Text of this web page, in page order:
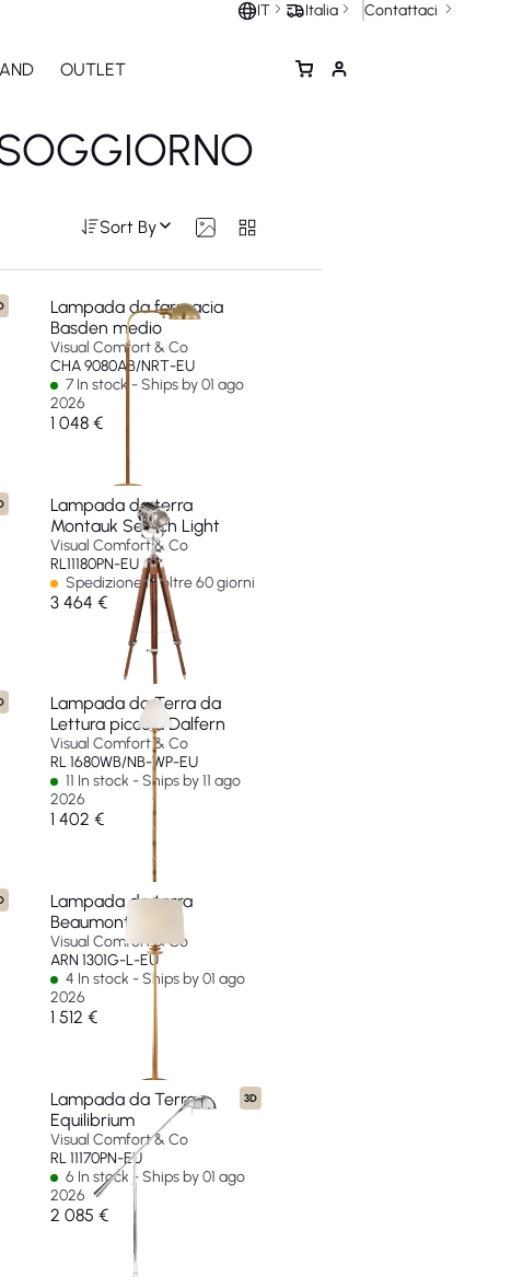
IT Italia Contattaci
OUTLET
Sort By
Lampada da farmacia
Basden medio
Visual Comfort & Co
CHA 9080AB/NRT-EU
7 In stock - Ships by 01 ago
2026
1 048 €
Lampada da terra
Montauk Search Light
Visual Comfort & Co
RL11180PN-EU
Spedizione in oltre 60 giorni
3 464 €
Lampada da Terra da
Lettura piccola Dalfern
Visual Comfort & Co
RL 1680WB/NB-WP-EU
11 In stock - Ships by 11 ago
2026
1 402 €
Lampada da terra
Beaumont
Visual Comfort & Co
ARN 1301G-L-EU
4 In stock - Ships by 01 ago
2026
1 512 €
3D
Lampada da Terra
Equilibrium
Visual Comfort & Co
RL 11170PN-EU
6 In stock - Ships by 01 ago
2026
2 085 €